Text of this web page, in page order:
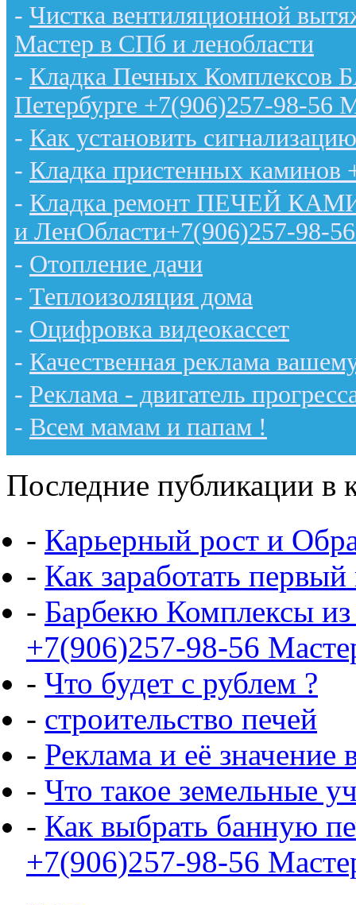
- Чистка вентиляционной
Мастер в СПб и ленобласти
- Кладка Печных Комплексов
Петербурге +7(906)257-98-56
- Как установить
- Кладка пристенных каминов
- Кладка ремонт ПЕЧЕЙ
и ЛенОбласти+7(906)257-98-
- Отопление дачи
- Теплоизоляция дома
- Оцифровка видеокассет
- Качественная реклама
- Реклама - двигатель
- Всем мамам и папам !
Последние публикации в
- Карьерный рост и
- Как заработать
- Барбекю Комплексы
+7(906)257-98-56
- Что будет с рублем ?
- строительство печей
- Реклама и её значение
- Что такое земельные
- Как выбрать банную
+7(906)257-98-56